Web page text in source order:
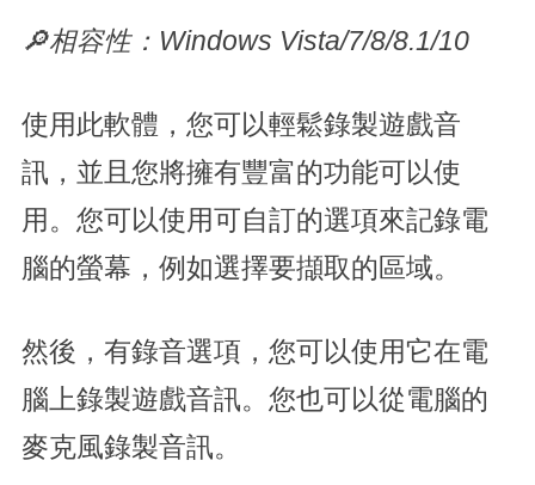
🔎相容性：Windows Vista/7/8/8.1/10
使用此軟體，您可以輕鬆錄製遊戲音
訊，並且您將擁有豐富的功能可以使
用。您可以使用可自訂的選項來記錄電
腦的螢幕，例如選擇要擷取的區域。
然後，有錄音選項，您可以使用它在電
腦上錄製遊戲音訊。您也可以從電腦的
麥克風錄製音訊。